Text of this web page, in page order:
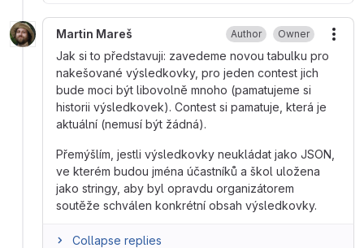
Martin Mareš Author Owner
Jak si to představuji: zavedeme novou tabulku pro
nakešované výsledkovky, pro jeden contest jich
bude moci být libovolně mnoho (pamatujeme si
historii výsledkovek). Contest si pamatuje, která je
aktuální (nemusí být žádná).
Přemýšlím, jestli výsledkovky neukládat jako JSON,
ve kterém budou jména účastníků a škol uložena
jako stringy, aby byl opravdu organizátorem
soutěže schválen konkrétní obsah výsledkovky.
Collapse replies